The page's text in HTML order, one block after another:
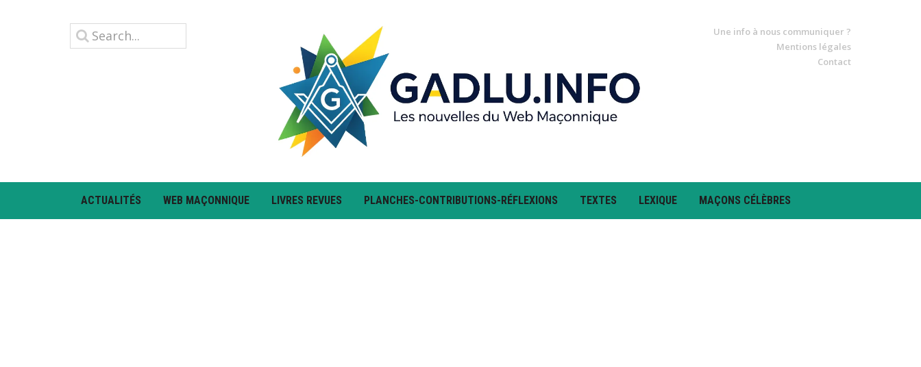
Une info à nous communiquer ?
Mentions légales
Contact
ACTUALITÉS WEB MAÇONNIQUE LIVRES REVUES PLANCHES-CONTRIBUTIONS-RÉFLEXIONS TEXTES LEXIQUE MAÇONS CÉLÈBRES